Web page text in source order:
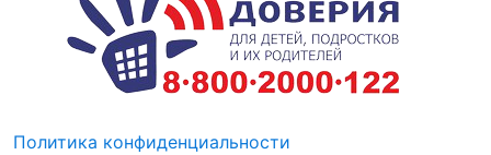
Политика конфиденциальности